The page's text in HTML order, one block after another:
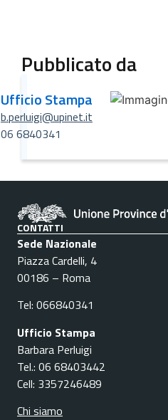
Pubblicato da
Ufficio Stampa
b.perluigi@upinet.it
06 6840341
CONTATTI
Sede Nazionale
Piazza Cardelli, 4
00186 – Roma
Tel: 066840341
Ufficio Stampa
Barbara Perluigi
Tel.: 06 68403442
Cell: 3357246489
Chi siamo